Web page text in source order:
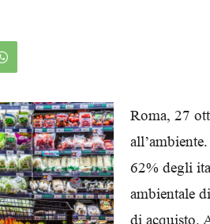
Roma, 27
62% degli
ambientale
di acquisto.